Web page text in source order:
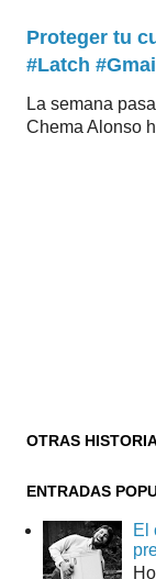
Proteger tu
#Latch
La semana
Chema Alonso
OTRAS
ENTRADAS
El